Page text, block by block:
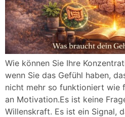
Wie können Sie Ihre
wenn Sie das Gefühl haben,
nicht mehr so funktioniert wie
an Motivation.Es ist keine
Willenskraft. Es ist ein Signal,